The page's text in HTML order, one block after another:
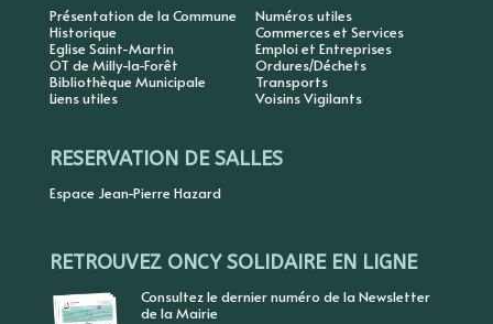
Présentation de la Commune
Historique
Eglise Saint-Martin
OT de Milly-la-Forêt
Bibliothèque Municipale
Liens utiles
Numéros utiles
Commerces et Services
Emploi et Entreprises
Ordures/Déchets
Transports
Voisins Vigilants
RESERVATION DE SALLES
Espace Jean-Pierre Hazard
RETROUVEZ ONCY SOLIDAIRE EN LIGNE
Consultez le dernier numéro de la Newsletter
de la Mairie